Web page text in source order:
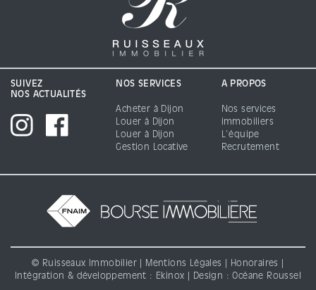
SUIVEZ
NOS ACTUALITÉS
NOS SERVICES
Acheter à Dijon
Louer à Dijon
Louer à Dijon
Gestion Locative
A PROPOS
Nos services
immobiliers
L'équipe
Recrutement
© Ruisseaux Immobilier | Mentions Légales Honoraires
Intégration & développement :
Ekinox | Design : Océane Roussel